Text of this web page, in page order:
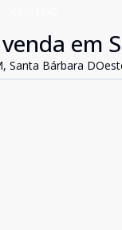
venda em
Santa Bárbara